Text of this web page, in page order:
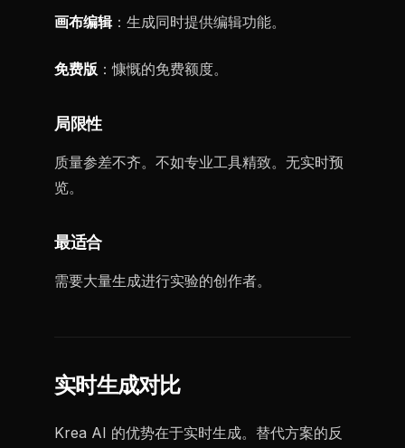
画布编辑：生成同时提供编辑功能。
免费版 ：慷慨的免费额度。
局限性
质量参差不齐。不如专业工具精致。无实时预
览。
最适合
需要大量生成进行实验的创作者。
实时生成对比
Krea AI 的优势在于实时生成。替代方案的反